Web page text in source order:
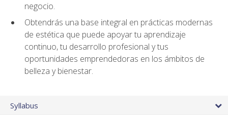
negocio.
Obtendrás una base integral en prácticas modernas
de estética que puede apoyar tu aprendizaje
continuo, tu desarrollo profesional y tus
oportunidades emprendedoras en los ámbitos de
belleza y bienestar.
Syllabus